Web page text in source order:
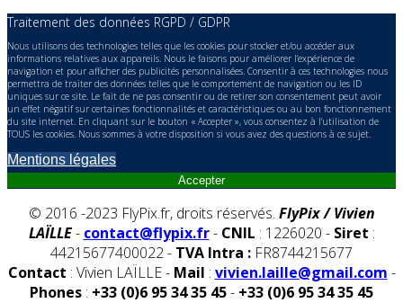
Traitement des données RGPD / GDPR
Nous utilisons des technologies telles que les cookies pour stocker et/ou accéder aux
informations relatives aux appareils. Nous le faisons pour améliorer l’expérience de
navigation et pour afficher des publicités personnalisées. Consentir à ces technologies nous
permettra de traiter des données telles que le comportement de navigation ou les ID
uniques sur ce site. Le fait de ne pas consentir ou de retirer son consentement peut avoir
un effet négatif sur certaines fonctionnalités et caractéristiques ou au bon fonctionnement
du site internet. En cliquant sur le bouton « Accepter », vous consentez à l'utilisation de
TOUS les cookies. Nous sommes à votre disposition si vous avez des questions à ce sujet.
Mentions légales
Accepter
© 2016 -2023 FlyPix.fr, droits réservés. FlyPix / Vivien
LAÏLLE - contact@flypix.fr- CNIL : 1226020 - Siret :
44215677400022 - TVA Intra : FR8744215677
Contact : Vivien LAÏLLE - Mail : vivien.laille@gmail.com -
Phones : +33 (0)6 95 34 35 45- +33 (0)6 95 34 35 45